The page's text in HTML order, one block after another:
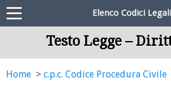
Elenco Codici Legali
Testo Legge –
Home c.p.c. Codice Procedura Civile